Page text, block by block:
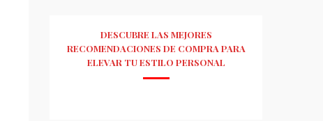
DESCUBRE LAS MEJORES
RECOMENDACIONES DE COMPRA PARA
ELEVAR TU ESTILO PERSONAL